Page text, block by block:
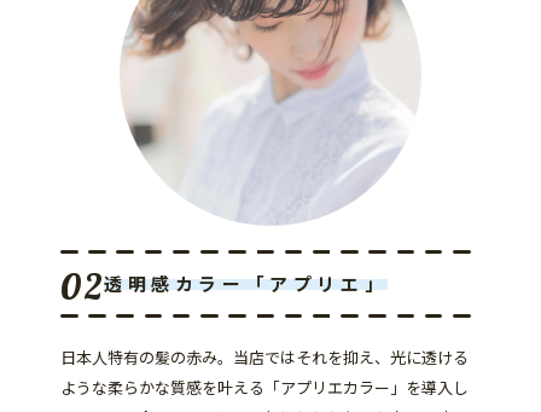
透明感カラー「アプリエ」
日本人特有の髪の赤み。当店ではそれを抑え、光に透ける
ような柔らかな質感を叶える「アプリエカラー」を導入し